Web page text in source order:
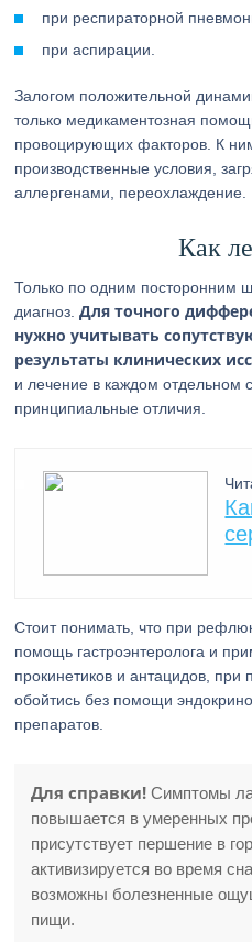
при респираторной
при аспирации.
Залогом положительной
только медикаментозная
провоцирующих факторов. К
производственные условия,
аллергенами, переохлаждение.
Как
Только по одним посторонним
диагноз.Для точного
нужно учитывать
результаты клинических
и лечение в каждом отдельном
принципиальные отличия.
Стоит понимать, что при
помощь гастроэнтеролога и
прокинетиков и антацидов,
обойтись без помощи
препаратов.
Для справки! Симптомы
повышается в умеренных
присутствует першение в
активизируется во время
возможны болезненные
пищи.